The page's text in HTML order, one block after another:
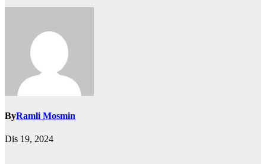
ByRamli Mosmin
Dis 19, 2024